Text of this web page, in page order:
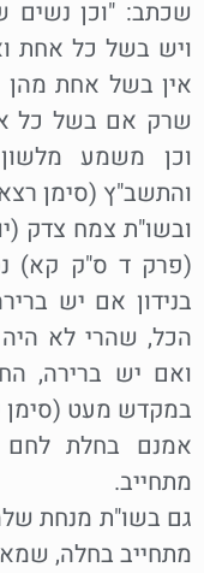
שכתב: "וכן נשים
ויש בשל כל אחת
אין בשל אחת
שרק אם בשל כל
וכן משמע
והתשב"ץ (סימן
ובשו"ת צמח צדק
(פרק ד ס"ק קא)
בנידון אם יש
הכל, שהרי לא
ואם יש ברירה,
במקדש מעט (סימן
אמנם בחלת
מתחייב.
גם בשו"ת מנחת
מתחייב בחלה,